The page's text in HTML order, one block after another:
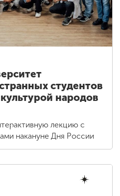
студентов
народов
лекцию с
накануне Дня России